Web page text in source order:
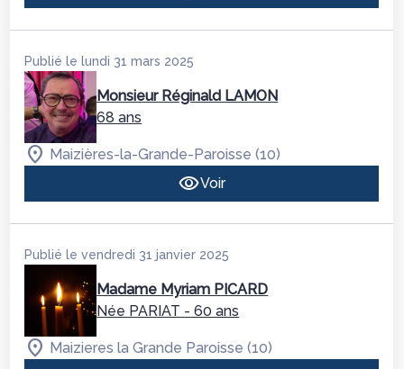
Publié le lundi 31 mars 2025
Monsieur Réginald LAMON
68 ans
Maizières-la-Grande-Paroisse (10)
Voir
Publié le vendredi 31 janvier 2025
Madame Myriam PICARD
Née PARIAT - 60 ans
Maizieres la Grande Paroisse (10)